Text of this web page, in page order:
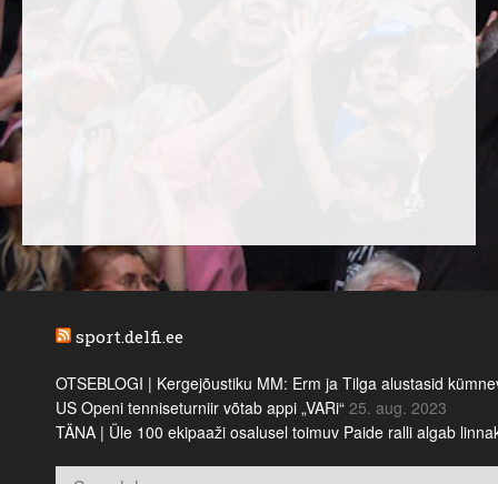
sport.delfi.ee
OTSEBLOGI | Kergejõustiku MM: Erm ja Tilga alustasid
US Openi tenniseturniir võtab appi „VARi“ 25. aug. 2023
TÄNA | Üle 100 ekipaaži osalusel toimuv Paide ralli algab